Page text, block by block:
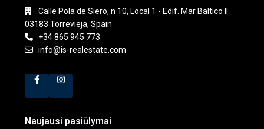
Calle Pola de Siero, n 10, Local 1 - Edif. Mar Baltico II
03183 Torrevieja, Spain
+34 865 945 773
info@is-realestate.com
Naujausi pasiūlymai